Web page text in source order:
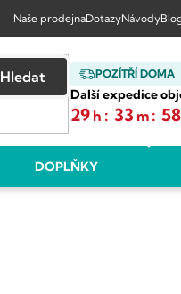
Naše prodejnaDotazyNávody
POZÍTŘÍ DOMA
Další expedice
29 h : 33 m : 57
Hledat
DOPLŇKY